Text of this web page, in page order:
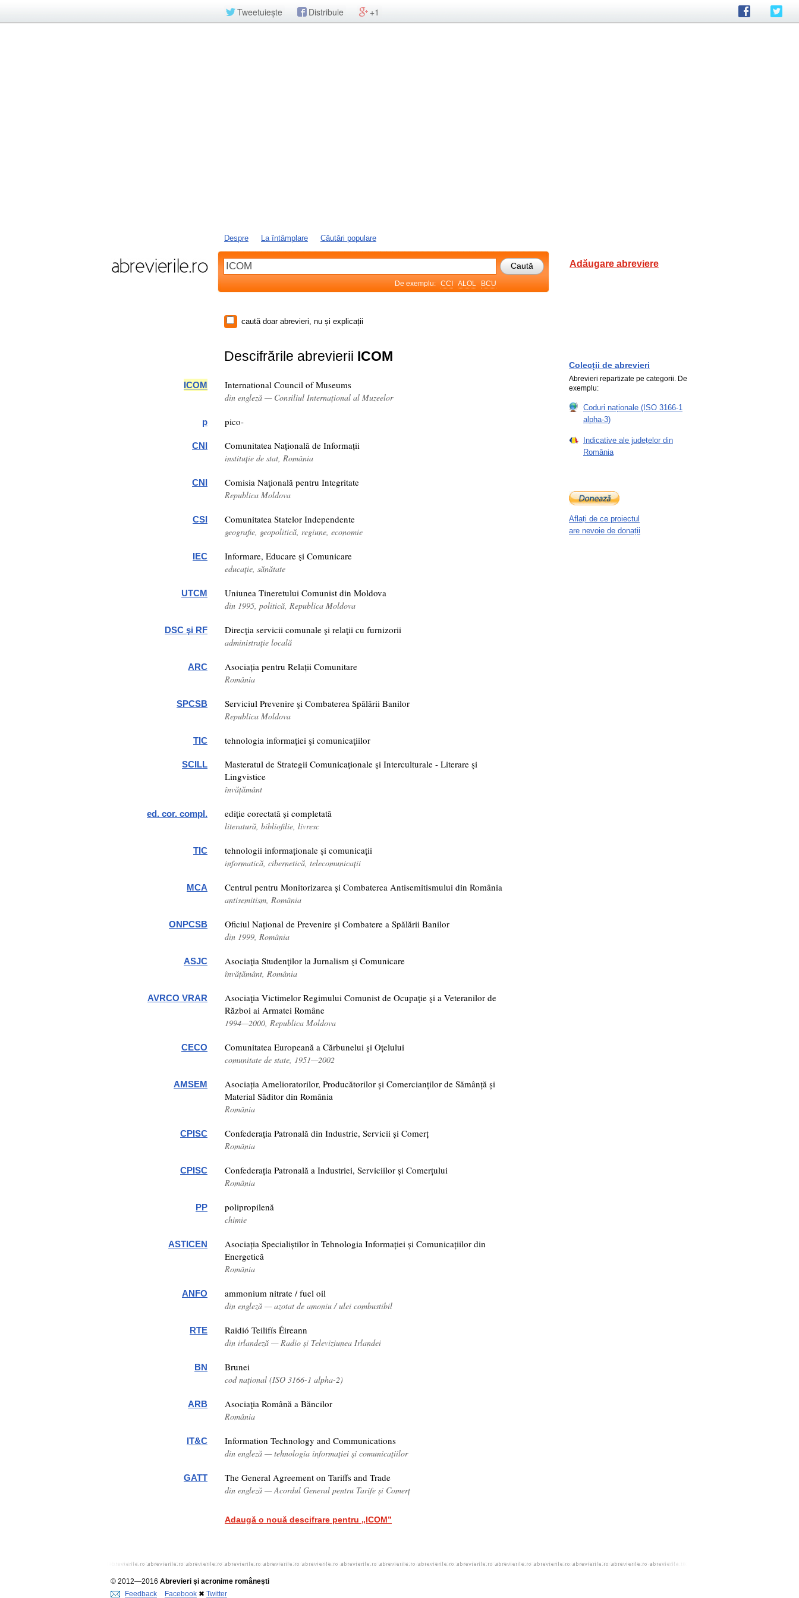
Tweetuiește Distribuie +1
Despre La întâmplare Căutări populare
De exemplu: CCI ALOL BCU
Adăugare abreviere
caută doar abrevieri, nu și explicații
Descifrările abrevierii ICOM
ICOM International Council of Museums
din engleză — Consiliul Internațional al Muzeelor
p pico-
CNI Comunitatea Națională de Informații
instituție de stat, România
CNI Comisia Naţională pentru Integritate
Republica Moldova
CSI Comunitatea Statelor Independente
geografie, geopolitică, regiune, economie
IEC Informare, Educare şi Comunicare
educație, sănătate
UTCM Uniunea Tineretului Comunist din Moldova
din 1995, politică, Republica Moldova
DSC şi RF Direcţia servicii comunale şi relaţii cu furnizorii
administrație locală
ARC Asociația pentru Relații Comunitare
România
SPCSB Serviciul Prevenire şi Combaterea Spălării Banilor
Republica Moldova
TIC tehnologia informaţiei şi comunicaţiilor
SCILL
Masteratul de Strategii Comunicaţionale şi Interculturale - Literare şi
Lingvistice
învățământ
ed. cor. compl. ediție corectată și completată
literatură, bibliofilie, livresc
TIC tehnologii informaționale și comunicații
informatică, cibernetică, telecomunicații
MCA Centrul pentru Monitorizarea și Combaterea Antisemitismului din România
antisemitism, România
ONPCSB Oficiul Național de Prevenire și Combatere a Spălării Banilor
din 1999, România
ASJC Asociaţia Studenţilor la Jurnalism şi Comunicare
învățământ, România
AVRCO VRAR
Asociaţia Victimelor Regimului Comunist de Ocupaţie şi a Veteranilor de
Război ai Armatei Române
1994—2000, Republica Moldova
CECO Comunitatea Europeană a Cărbunelui și Oțelului
comunitate de state, 1951—2002
AMSEM
Asociația Amelioratorilor, Producătorilor și Comercianților de Sămânță și
Material Săditor din România
România
CPISC Confederația Patronală din Industrie, Servicii și Comerț
România
CPISC Confederația Patronală a Industriei, Serviciilor și Comerțului
România
PP polipropilenă
chimie
ASTICEN
Asociația Specialiștilor în Tehnologia Informației și Comunicațiilor din
Energetică
România
ANFO ammonium nitrate / fuel oil
din engleză — azotat de amoniu / ulei combustibil
RTE Raidió Teilifís Éireann
din irlandeză — Radio și Televiziunea Irlandei
BN Brunei
cod național (ISO 3166-1 alpha-2)
ARB Asociaţia Română a Băncilor
România
IT&C Information Technology and Communications
din engleză — tehnologia informaţiei şi comunicaţiilor
GATT The General Agreement on Tariffs and Trade
din engleză — Acordul General pentru Tarife și Comerț
Adaugă o nouă descifrare pentru „ICOM”
Colecții de abrevieri
Abrevieri repartizate pe categorii. De
exemplu:
Coduri naționale (ISO 3166-1
alpha-3)
Indicative ale județelor din
România
Aflați de ce proiectul
are nevoie de donații
© 2012—2016 Abrevieri și acronime românești
Feedback
Facebook ✖ Twitter